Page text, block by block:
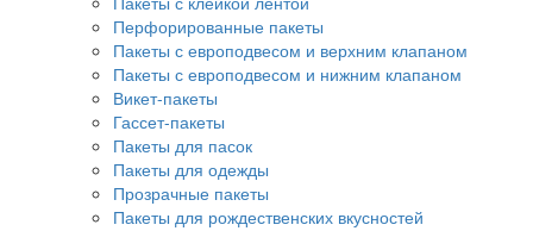
Перфорированные пакеты
Пакеты с европодвесом и верхним клапаном
Пакеты с европодвесом и нижним клапаном
Викет-пакеты
Гассет-пакеты
Пакеты для пасок
Пакеты для одежды
Прозрачные пакеты
Пакеты для рождественских вкусностей